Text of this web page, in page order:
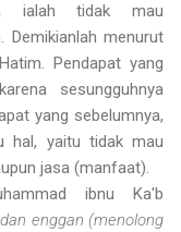
ialah tidak mau
Demikianlah menurut
Pendapat yang
sesungguhnya
yang sebelumnya,
hal, yaitu tidak mau
jasa (manfaat).
ibnu Ka'b
dan enggan (menolong